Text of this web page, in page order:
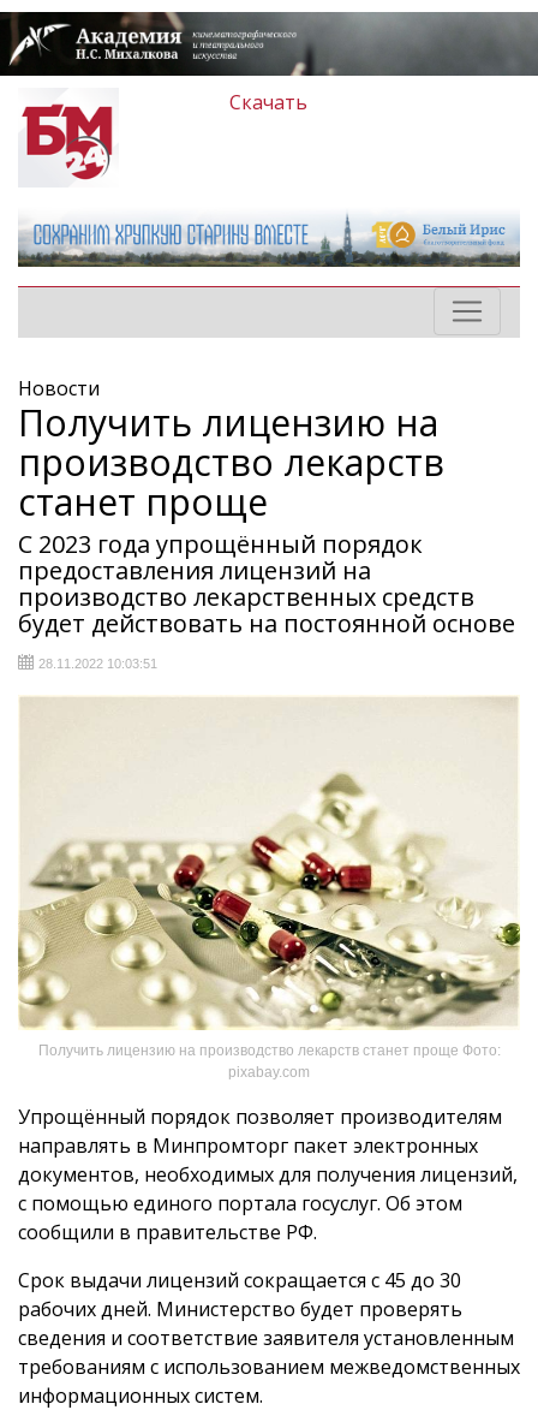
Скачать
Новости
Получить лицензию на
производство лекарств
станет проще
С 2023 года упрощённый порядок
предоставления лицензий на
производство лекарственных средств
будет действовать на постоянной основе
28.11.2022 10:03:51
Получить лицензию на производство лекарств станет проще Фото:
pixabay.com
Упрощённый порядок позволяет производителям
направлять в Минпромторг пакет электронных
документов, необходимых для получения лицензий,
с помощью единого портала госуслуг. Об этом
сообщили в правительстве РФ.
Срок выдачи лицензий сокращается с 45 до 30
рабочих дней. Министерство будет проверять
сведения и соответствие заявителя установленным
требованиям с использованием межведомственных
информационных систем.